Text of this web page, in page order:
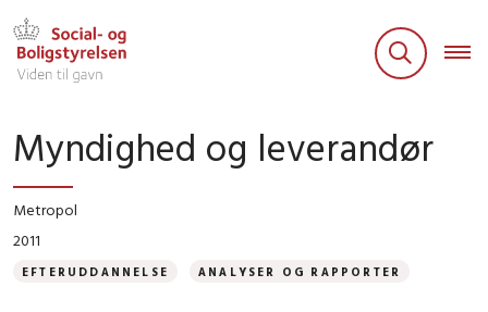
Myndighed og leverandør
Metropol
2011
EFTERUDDANNELSE ANALYSER OG RAPPORTER